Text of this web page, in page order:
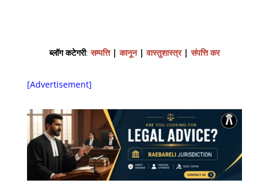
ब्लॉग कटेगरी:सम्पत्ति |कानून|वास्तुशास्त्र|संपत्ति कर
[Advertisement]